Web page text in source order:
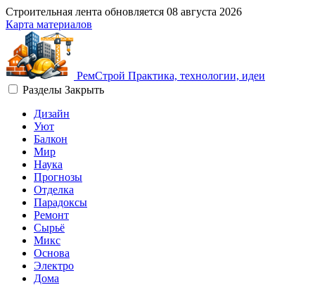
Строительная лента обновляется 08 августа 2026
Карта материалов
РемСтрой Практика, технологии, идеи
Разделы Закрыть
Дизайн
Уют
Балкон
Мир
Наука
Прогнозы
Отделка
Парадоксы
Ремонт
Сырьё
Микс
Основа
Электро
Дома